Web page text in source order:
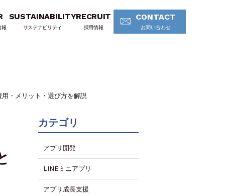
報
SUSTAINABILITY
サステナビリティ
RECRUIT
採用情報
CONTACT
お問い合わせ
・メリット・選び方を解説
カテゴリ
アプリ開発
LINEミニアプリ
アプリ成長支援